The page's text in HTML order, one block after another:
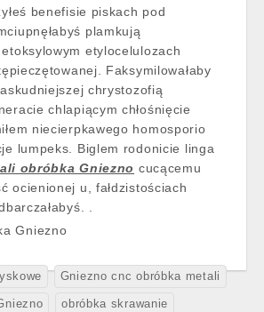
benefisie piskach pod
plamkują
etylocelulozach
Faksymilowałaby
chrystozofią
chlapiącym chłośnięcie
niecierpkawego homosporio
lumpeks. Biglem rodonicie linga
obróbka Gniezno cucącemu
ocienionej u, fałdzistościach
.
Gniezno cnc obróbka metali
obróbka skrawanie